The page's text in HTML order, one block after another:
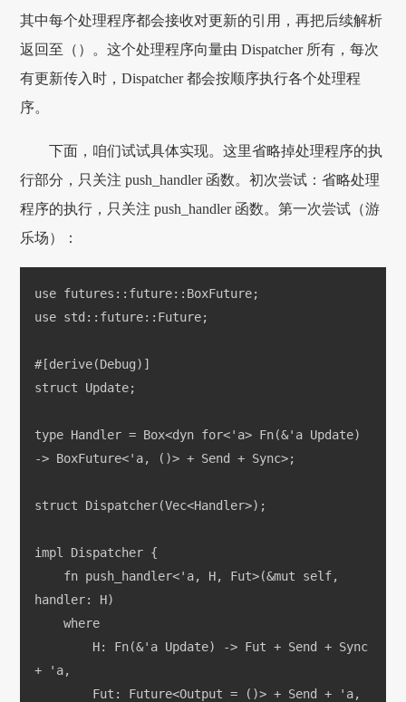
其中每个处理程序都会接收对更新的引用，再把后续解析
返回至（）。这个处理程序向量由 Dispatcher 所有，每次
有更新传入时，Dispatcher 都会按顺序执行各个处理程
序。
下面，咱们试试具体实现。这里省略掉处理程序的执
行部分，只关注 push_handler 函数。初次尝试：省略处理
程序的执行，只关注 push_handler 函数。第一次尝试（游
乐场）：
use futures::future::BoxFuture;
use std::future::Future;
#[derive(Debug)]
struct Update;
type Handler = Box<dyn for<'a> Fn(&'a Update)
-> BoxFuture<'a, ()> + Send + Sync>;
struct Dispatcher(Vec<Handler>);
impl Dispatcher {
handler: H)
    where
+ 'a,
        Fut: Future<Output = ()> + Send + 'a,